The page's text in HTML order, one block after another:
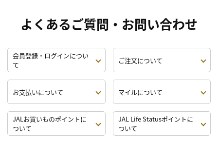
よくあるご質問・お問い合わせ
会員登録・ログインについ
て
ご注文について
お支払いについて マイルについて
JALお買いものポイントに
ついて
JAL Life Statusポイントに
ついて